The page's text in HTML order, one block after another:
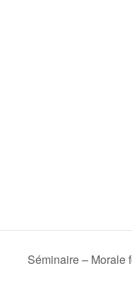
Séminaire – Morale